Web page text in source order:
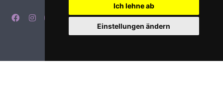
Ich lehne ab
Einstellungen ändern
Imprint Privacy Login